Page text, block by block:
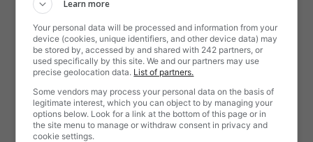
Learn more
Your personal data will be processed and information from your
device (cookies, unique identifiers, and other device data) may
be stored by, accessed by and shared with 242 partners, or
used specifically by this site. We and our partners may use
precise geolocation data. List of partners.
Some vendors may process your personal data on the basis of
legitimate interest, which you can object to by managing your
options below. Look for a link at the bottom of this page or in
the site menu to manage or withdraw consent in privacy and
cookie settings.